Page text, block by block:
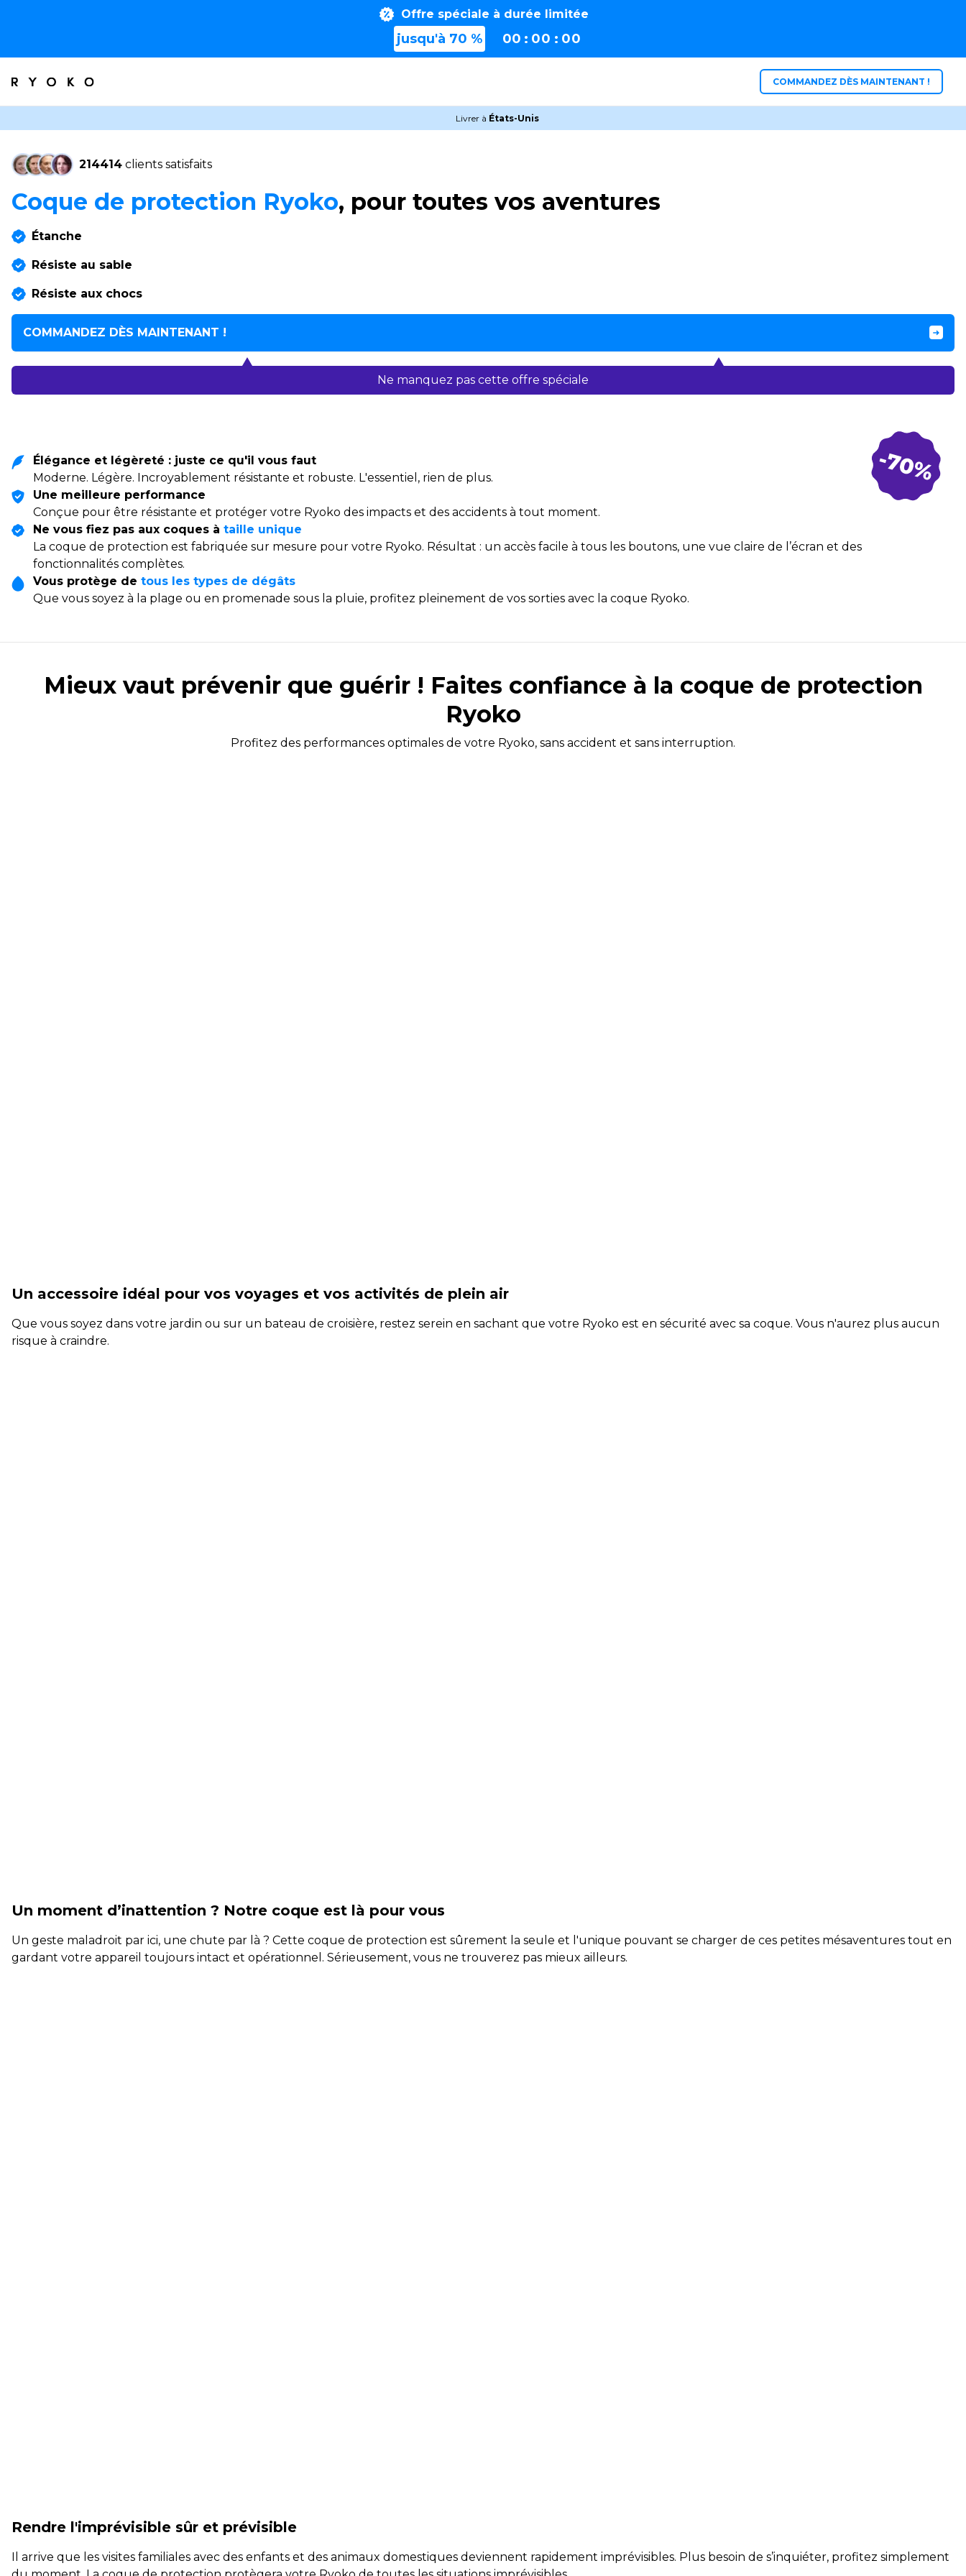
Offre spéciale à durée limitée
jusqu'à 70 % 00 : 00 : 00
COMMANDEZ DÈS MAINTENANT !
Livrer à États-Unis
214414 clients satisfaits
Coque de protection Ryoko, pour toutes vos aventures
Étanche
Résiste au sable
Résiste aux chocs
COMMANDEZ DÈS MAINTENANT !
Ne manquez pas cette offre spéciale
Élégance et légèreté : juste ce qu'il vous faut
Moderne. Légère. Incroyablement résistante et robuste. L'essentiel, rien de plus.
Une meilleure performance
Conçue pour être résistante et protéger votre Ryoko des impacts et des accidents à tout moment.
Ne vous fiez pas aux coques à taille unique
La coque de protection est fabriquée sur mesure pour votre Ryoko. Résultat : un accès facile à tous les boutons, une vue claire de l’écran et des
fonctionnalités complètes.
Vous protège de tous les types de dégâts
Que vous soyez à la plage ou en promenade sous la pluie, profitez pleinement de vos sorties avec la coque Ryoko.
Mieux vaut prévenir que guérir ! Faites confiance à la coque de protection
Ryoko
Profitez des performances optimales de votre Ryoko, sans accident et sans interruption.
Un accessoire idéal pour vos voyages et vos activités de plein air
Que vous soyez dans votre jardin ou sur un bateau de croisière, restez serein en sachant que votre Ryoko est en sécurité avec sa coque. Vous n'aurez plus aucun
risque à craindre.
Un moment d’inattention ? Notre coque est là pour vous
Un geste maladroit par ici, une chute par là ? Cette coque de protection est sûrement la seule et l'unique pouvant se charger de ces petites mésaventures tout en
gardant votre appareil toujours intact et opérationnel. Sérieusement, vous ne trouverez pas mieux ailleurs.
Rendre l'imprévisible sûr et prévisible
Il arrive que les visites familiales avec des enfants et des animaux domestiques deviennent rapidement imprévisibles. Plus besoin de s’inquiéter, profitez simplement